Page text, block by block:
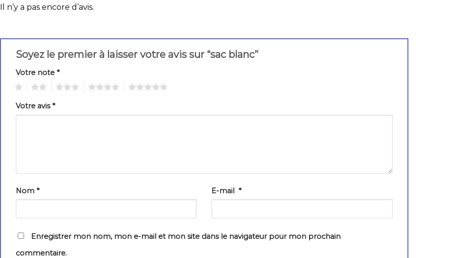
Il n’y a pas encore d’avis.
Soyez le premier à laisser votre avis sur “sac blanc”
Votre note *
Votre avis*
Nom * E-mail*
Enregistrer mon nom, mon e-mail et mon site dans le navigateur pour mon prochain
commentaire.